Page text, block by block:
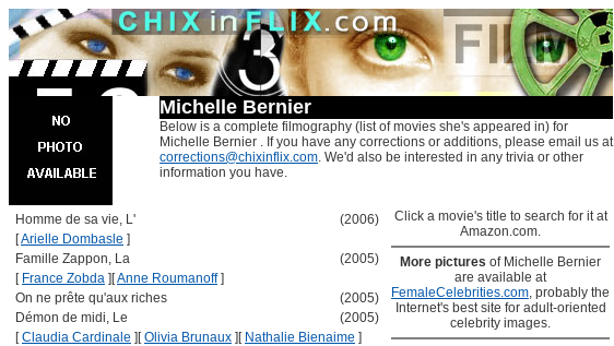
Michelle Bernier
Below is a complete filmography (list of movies she's appeared in) for
Michelle Bernier . If you have any corrections or additions, please email us at
corrections@chixinflix.com. We'd also be interested in any trivia or other
information you have.
Homme de sa vie, L'
(2006)
[Arielle Dombasle ]
Famille Zappon, La
(2005)
[ France Zobda ] [Anne Roumanoff]
On ne prête qu'aux riches
(2005)
Démon de midi, Le
(2005)
[Claudia Cardinale ] [Olivia Brunaux ] [ Nathalie Bienaime ]
Click a movie's title to search for it at
Amazon.com.
More pictures of Michelle Bernier
are available at
FemaleCelebrities.com, probably the
Internet's best site for adult-oriented
celebrity images.